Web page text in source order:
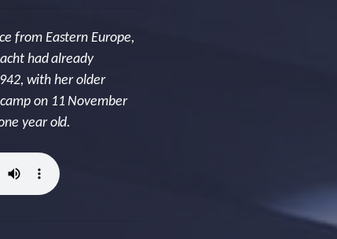
from Eastern Europe,
had already
with her older
on 11 November
year old.